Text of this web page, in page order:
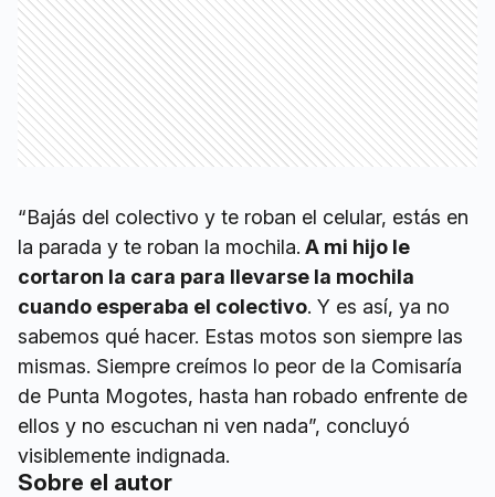
“Bajás del colectivo y te roban el celular, estás en
la parada y te roban la mochila. A mi hijo le
cortaron la cara para llevarse la mochila
cuando esperaba el colectivo. Y es así, ya no
sabemos qué hacer. Estas motos son siempre las
mismas. Siempre creímos lo peor de la Comisaría
de Punta Mogotes, hasta han robado enfrente de
ellos y no escuchan ni ven nada”, concluyó
visiblemente indignada.
Sobre el autor